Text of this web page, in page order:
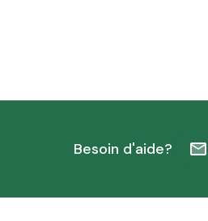
Besoin d'aide?